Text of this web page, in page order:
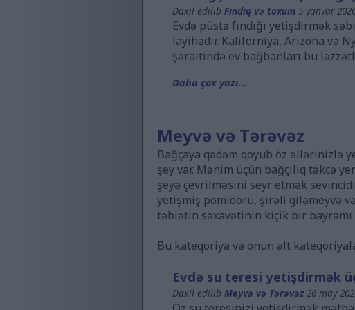
Daxil edilib Fındıq və toxum 5 yanvar
Evdə püstə fındığı yetişdirmək
layihədir. Kaliforniya, Arizona və
şəraitində ev bağbanları bu
Daha çox yazı...
Meyvə və Tərəvəz
Bağçaya qədəm qoyub öz əllərinizlə
şey var. Mənim üçün bağçılıq təkcə
şeyə çevrilməsini seyr etmək
yetişmiş pomidoru, şirəli giləmeyvə
təbiətin səxavətinin kiçik bir
Bu kateqoriya və onun alt
Evdə su teresi yetişdirmək
Daxil edilib Meyvə və Tərəvəz 26 may